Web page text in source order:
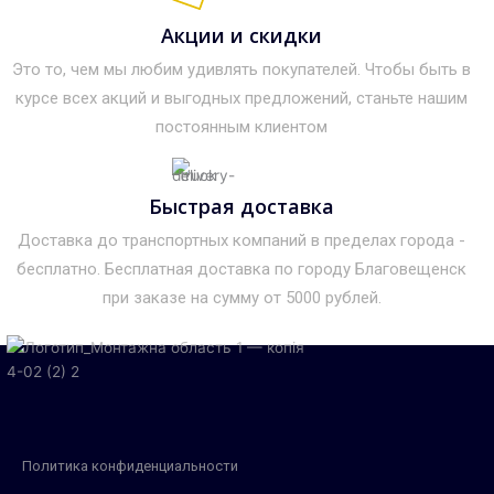
Акции и скидки
Это то, чем мы любим удивлять покупателей. Чтобы быть в
курсе всех акций и выгодных предложений, станьте нашим
постоянным клиентом
Быстрая доставка
Доставка до транспортных компаний в пределах города -
бесплатно. Бесплатная доставка по городу Благовещенск
при заказе на сумму от 5000 рублей.
Политика конфиденциальности